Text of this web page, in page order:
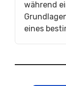
während
eines